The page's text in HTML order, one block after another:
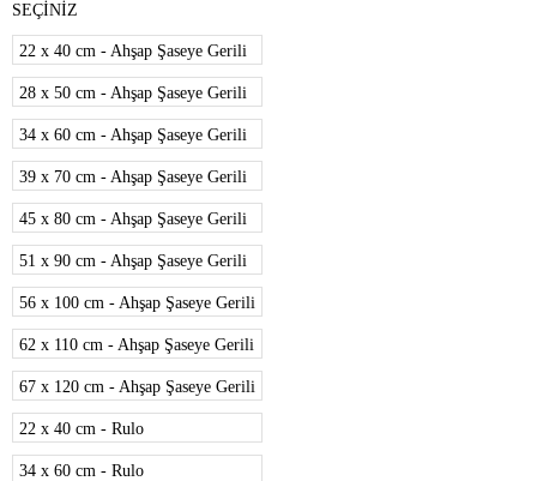
SEÇİNİZ
22 x 40 cm - Ahşap Şaseye Gerili
28 x 50 cm - Ahşap Şaseye Gerili
34 x 60 cm - Ahşap Şaseye Gerili
39 x 70 cm - Ahşap Şaseye Gerili
45 x 80 cm - Ahşap Şaseye Gerili
51 x 90 cm - Ahşap Şaseye Gerili
56 x 100 cm - Ahşap Şaseye Gerili
62 x 110 cm - Ahşap Şaseye Gerili
67 x 120 cm - Ahşap Şaseye Gerili
22 x 40 cm - Rulo
34 x 60 cm - Rulo